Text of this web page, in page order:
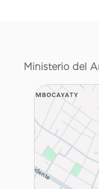
Ministerio del